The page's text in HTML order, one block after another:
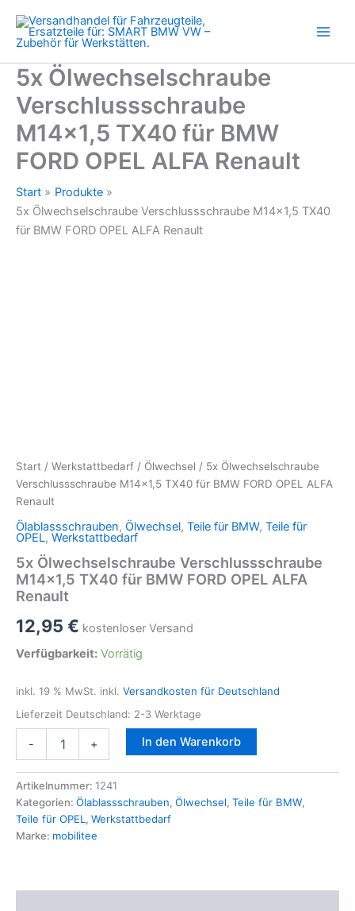
Inhalt
springen
5x Ölwechselschraube
Verschlussschraube
M14x1,5 TX40 für BMW
FORD OPEL ALFA Renault
Start
Produkte
5x Ölwechselschraube Verschlussschraube M14x1,5 TX40
für BMW FORD OPEL ALFA Renault
Start / Werkstattbedarf / Ölwechsel / 5x Ölwechselschraube
Verschlussschraube M14x1,5 TX40 für BMW FORD OPEL ALFA
Renault
Ölablassschrauben, Ölwechsel, Teile für BMW, Teile für
OPEL, Werkstattbedarf
5x Ölwechselschraube Verschlussschraube
M14x1,5 TX40 für BMW FORD OPEL ALFA
Renault
12,95 € kostenloser Versand
Verfügbarkeit: Vorrätig
inkl. 19 % MwSt. inkl. Versandkosten für Deutschland
Lieferzeit Deutschland: 2-3 Werktage
-
Ölwechselschraube
M14x1,5
TX40
für
BMW
Renault
+ In den Warenkorb
Artikelnummer: 1241
Kategorien: Ölablassschrauben, Ölwechsel, Teile für BMW,
Teile für OPEL , Werkstattbedarf
Marke: mobilitee
BMW
FORD
OPEL
ALFA
Renault
Menge